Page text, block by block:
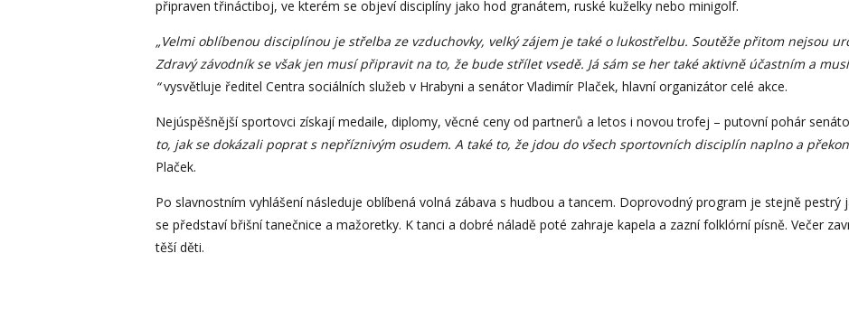
připraven třináctiboj, ve kterém se objeví disciplíny jako hod granátem, ruské kuželky nebo minigolf.
„Velmi oblíbenou disciplínou je střelba ze vzduchovky, velký zájem je také o lukostřelbu. Soutěže přitom nejsou
Zdravý závodník se však jen musí připravit na to, že bude střílet vsedě. Já sám se her také aktivně účastním a
“vysvětluje ředitel Centra sociálních služeb v Hrabyni a senátor Vladimír Plaček, hlavní organizátor celé akce.
Nejúspěšnější sportovci získají medaile, diplomy, věcné ceny od partnerů a letos i novou trofej – putovní pohár
to, jak se dokázali poprat s nepříznivým osudem. A také to, že jdou do všech sportovních disciplín naplno a
Plaček.
Po slavnostním vyhlášení následuje oblíbená volná zábava s hudbou a tancem. Doprovodný program je stejně pestrý
se představí břišní tanečnice a mažoretky. K tanci a dobré náladě poté zahraje kapela a zazní folklórní písně. Večer
těší děti.